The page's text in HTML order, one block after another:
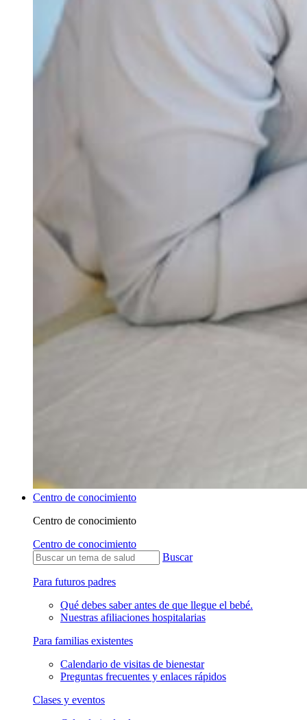
Centro de conocimiento
Centro de conocimiento
Centro de conocimiento
Buscar
Para futuros padres
Qué debes saber antes de que llegue el bebé.
Nuestras afiliaciones hospitalarias
Para familias existentes
Calendario de visitas de bienestar
Preguntas frecuentes y enlaces rápidos
Clases y eventos